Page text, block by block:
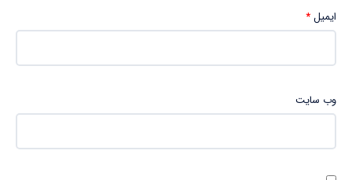
ایمیل*
وب‌ سایت